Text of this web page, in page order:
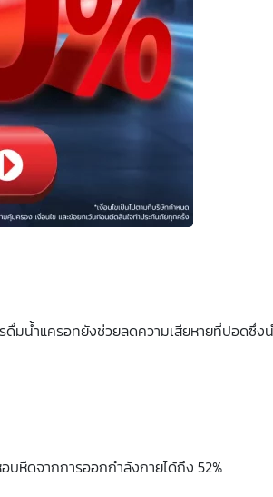
มน้ำแครอทยังช่วยลดความเสียหายที่ปอดซึ่งน
บหืดจากการออกกำลังกายได้ถึง 52%